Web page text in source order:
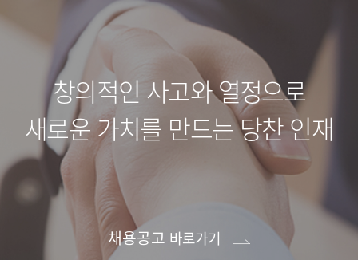
창의적인 사고와 열정으로
새로운 가치를 만드는 당찬 인재
채용공고 바로가기